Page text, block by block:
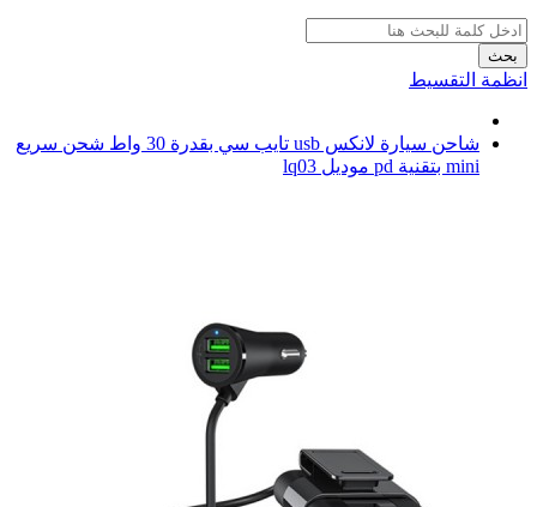
بحث
انظمة التقسيط
شاحن سيارة لانكس usb تايب سي بقدرة 30 واط شحن سريع
mini بتقنية pd موديل lq03